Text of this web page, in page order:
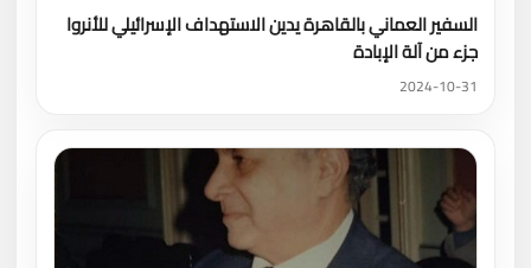
السفير العماني بالقاهرة يدين الاستهداف الإسرائيلي للأنروا
جزء من آلة الإبادة
2024-10-31